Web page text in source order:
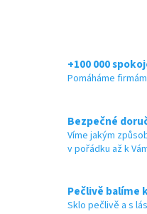
+100 000
Pomáháme
Bezpečné
Víme jakým
v pořádku až k
Pečlivě balíme
Sklo pečlivě a s